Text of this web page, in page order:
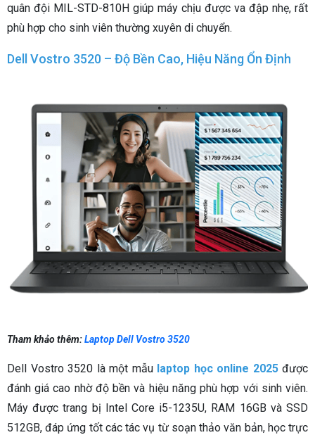
quân đội MIL-STD-810H giúp máy chịu được va đập nhẹ, rất
phù hợp cho sinh viên thường xuyên di chuyển.
Dell Vostro 3520 – Độ Bền Cao, Hiệu Năng Ổn Định
Tham khảo thêm:Laptop Dell Vostro 3520
Dell Vostro 3520 là một mẫulaptop học online 2025được
đánh giá cao nhờ độ bền và hiệu năng phù hợp với sinh viên.
Máy được trang bị Intel Core i5-1235U, RAM 16GB và SSD
512GB, đáp ứng tốt các tác vụ từ soạn thảo văn bản, học trực